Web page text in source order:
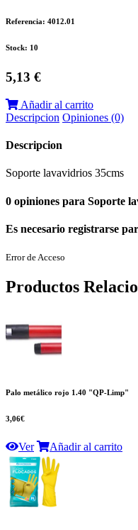
Referencia: 4012.01
Stock: 10
5,13 €
Añadir al carrito
Descripcion Opiniones (0)
Descripcion
Soporte lavavidrios 35cms
0 opiniones para Soporte
Es necesario registrarse
Error de Acceso
Productos
Palo metálico rojo 1.40 "QP-Limp"
3,06€
Ver Añadir al carrito